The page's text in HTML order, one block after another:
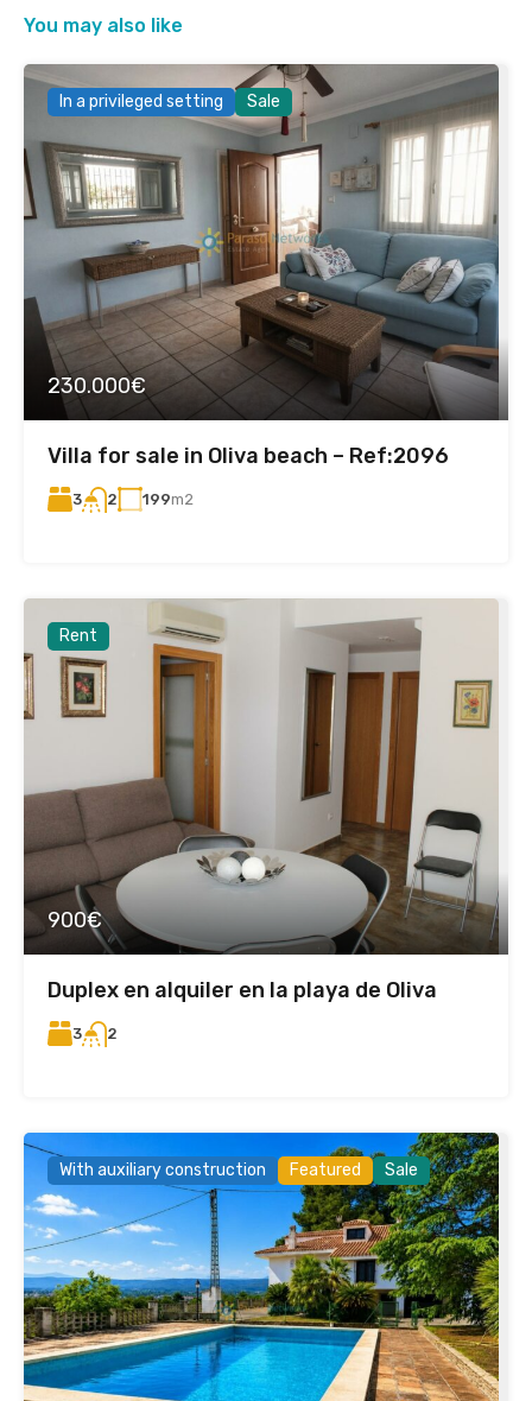
You may also like
In a privileged setting Sale
230.000€
Villa for sale in Oliva beach – Ref:2096
3 2 199m2
Rent
900€
Duplex en alquiler en la playa de Oliva
3 2
With auxiliary construction Featured Sale